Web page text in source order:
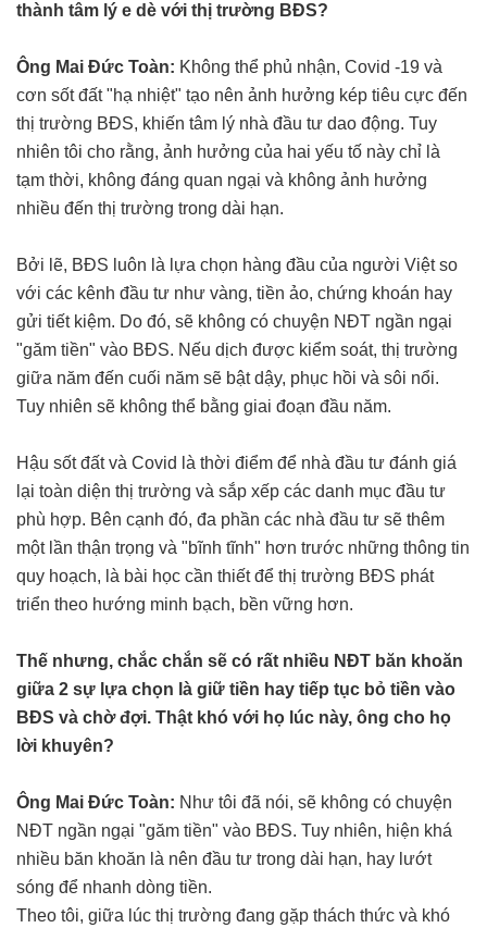
thành tâm lý e dè với thị trường BĐS?
Ông Mai Đức Toàn: Không thể phủ nhận, Covid -19 và
cơn sốt đất "hạ nhiệt" tạo nên ảnh hưởng kép tiêu cực đến
thị trường BĐS, khiến tâm lý nhà đầu tư dao động. Tuy
nhiên tôi cho rằng, ảnh hưởng của hai yếu tố này chỉ là
tạm thời, không đáng quan ngại và không ảnh hưởng
nhiều đến thị trường trong dài hạn.
Bởi lẽ, BĐS luôn là lựa chọn hàng đầu của người Việt so
với các kênh đầu tư như vàng, tiền ảo, chứng khoán hay
gửi tiết kiệm. Do đó, sẽ không có chuyện NĐT ngần ngại
"găm tiền" vào BĐS. Nếu dịch được kiểm soát, thị trường
giữa năm đến cuối năm sẽ bật dậy, phục hồi và sôi nổi.
Tuy nhiên sẽ không thể bằng giai đoạn đầu năm.
Hậu sốt đất và Covid là thời điểm để nhà đầu tư đánh giá
lại toàn diện thị trường và sắp xếp các danh mục đầu tư
phù hợp. Bên cạnh đó, đa phần các nhà đầu tư sẽ thêm
một lần thận trọng và "bĩnh tĩnh" hơn trước những thông tin
quy hoạch, là bài học cần thiết để thị trường BĐS phát
triển theo hướng minh bạch, bền vững hơn.
Thế nhưng, chắc chắn sẽ có rất nhiều NĐT băn khoăn
giữa 2 sự lựa chọn là giữ tiền hay tiếp tục bỏ tiền vào
BĐS và chờ đợi. Thật khó với họ lúc này, ông cho họ
lời khuyên?
Ông Mai Đức Toàn: Như tôi đã nói, sẽ không có chuyện
NĐT ngần ngại "găm tiền" vào BĐS. Tuy nhiên, hiện khá
nhiều băn khoăn là nên đầu tư trong dài hạn, hay lướt
sóng để nhanh dòng tiền.
Theo tôi, giữa lúc thị trường đang gặp thách thức và khó